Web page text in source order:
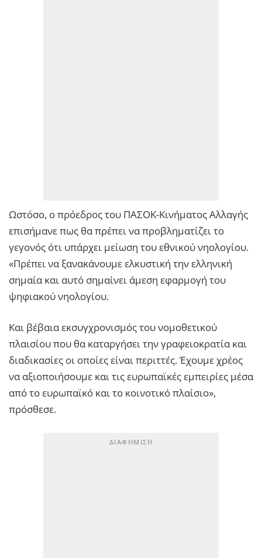
Ωστόσο, ο πρόεδρος του ΠΑΣΟΚ-Κινήματος Αλλαγής
επισήμανε πως θα πρέπει να προβληματίζει το
γεγονός ότι υπάρχει μείωση του εθνικού νηολογίου.
«Πρέπει να ξανακάνουμε ελκυστική την ελληνική
σημαία και αυτό σημαίνει άμεση εφαρμογή του
ψηφιακού νηολογίου.
Και βέβαια εκσυγχρονισμός του νομοθετικού
πλαισίου που θα καταργήσει την γραφειοκρατία και
διαδικασίες οι οποίες είναι περιττές. Έχουμε χρέος
να αξιοποιήσουμε και τις ευρωπαϊκές εμπειρίες μέσα
από το ευρωπαϊκό και το κοινοτικό πλαίσιο»,
πρόσθεσε.